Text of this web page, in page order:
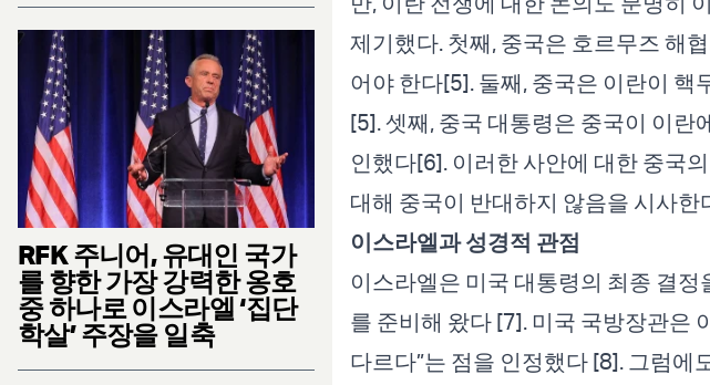
RFK 주니어, 유대인 국가
를 향한 가장 강력한 옹호
중 하나로 이스라엘 ‘집단
학살’ 주장을 일축
제기했다. 첫째, 중국은 호르무즈 해
어야 한다[5]. 둘째, 중국은 이란이
[5]. 셋째, 중국 대통령은 중국이 이란
인했다[6]. 이러한 사안에 대한 중국
대해 중국이 반대하지 않음을 시사한
이스라엘과 성경적 관점
이스라엘은 미국 대통령의 최종 결
를 준비해 왔다 [7]. 미국 국방장관은
다르다”는 점을 인정했다 [8]. 그럼에